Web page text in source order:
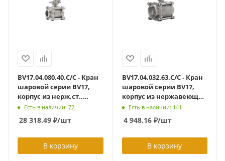
BV17.04.080.40.C/C - Кран
шаровой серии BV17,
корпус из нерж.ст.,
полнопроходный DN80
PN40, с/с, c ISO-фланцем
F07/F10 (L=203 мм)
Есть в наличии: 72
28 318.49 ₽/шт
В корзину
BV17.04.032.63.С/С - Кран
шаровой серии BV17,
корпус из нержавеющей
стали AISI 316
полнопроходный DN32
PN63, тип
сварка/сварка
Есть в наличии: 141
4 948.16₽/шт
В корзину